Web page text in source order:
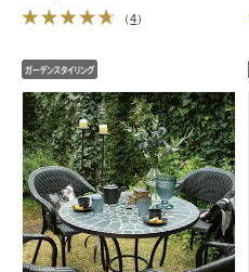
（4）